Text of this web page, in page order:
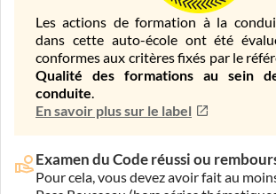
Les actions de formation à la
dans cette auto-école ont été
conformes aux critères fixés par le
Qualité des formations au sein
conduite.
En savoir plus sur le label
Examen du Code réussi ou
Pour cela, vous devez avoir fait au